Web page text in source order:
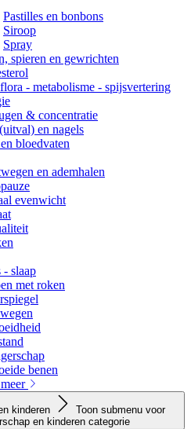
Pastilles en bonbons
Siroop
Spray
spieren en gewrichten
- metabolisme - spijsvertering
& concentratie
en nagels
bloedvaten
en ademhalen
evenwicht
- slaap
met roken
benen
kinderen
Toon submenu voor
en kinderen categorie